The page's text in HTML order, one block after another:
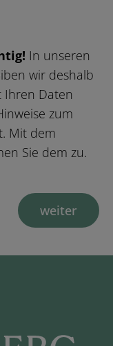
In unseren
wir deshalb
Ihren Daten
zum
Mit dem
Sie dem zu.
weiter